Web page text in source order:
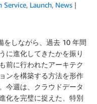
Service, Launch, News
をしながら、過去 10 年間
に進化してきたかを振り
前に行われたアーキテク
ンを構築する方法を形作
今週は、クラウドデータ
化を完璧に捉えた、特別